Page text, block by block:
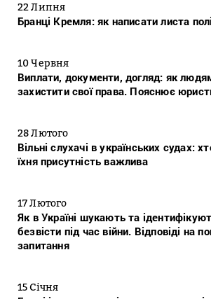
22 Липня
Бранці Кремля: як написати листа
10 Червня
Виплати, документи, догляд: як
захистити свої права. Пояснює
28 Лютого
Вільні слухачі в українських судах:
їхня присутність важлива
17 Лютого
Як в Україні шукають та
безвісти під час війни. Відповіді на
запитання
15 Січня